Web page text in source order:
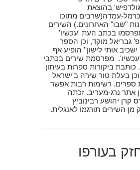
גולדפיש' בהוצאת
כרמל-עמדה(שרבים מתוכו
"שבו" האחרונים.) השירים
בכתב העת 'עכשיו'
גבריאל מוקד, וכן הספר
אותי לישון'' הופיע אף
מפרסמת שירים בכתבי
כותבת ביקורות ספרות בעיתון
בעלת טור שירה ב'ישראל
ספרים. רשימות רבות אפשר
אתר נרג-מעריב. זכתה
קרן יהושע רבינוביץ
מן השירים תורגמו לאנגלית.
בעורפו